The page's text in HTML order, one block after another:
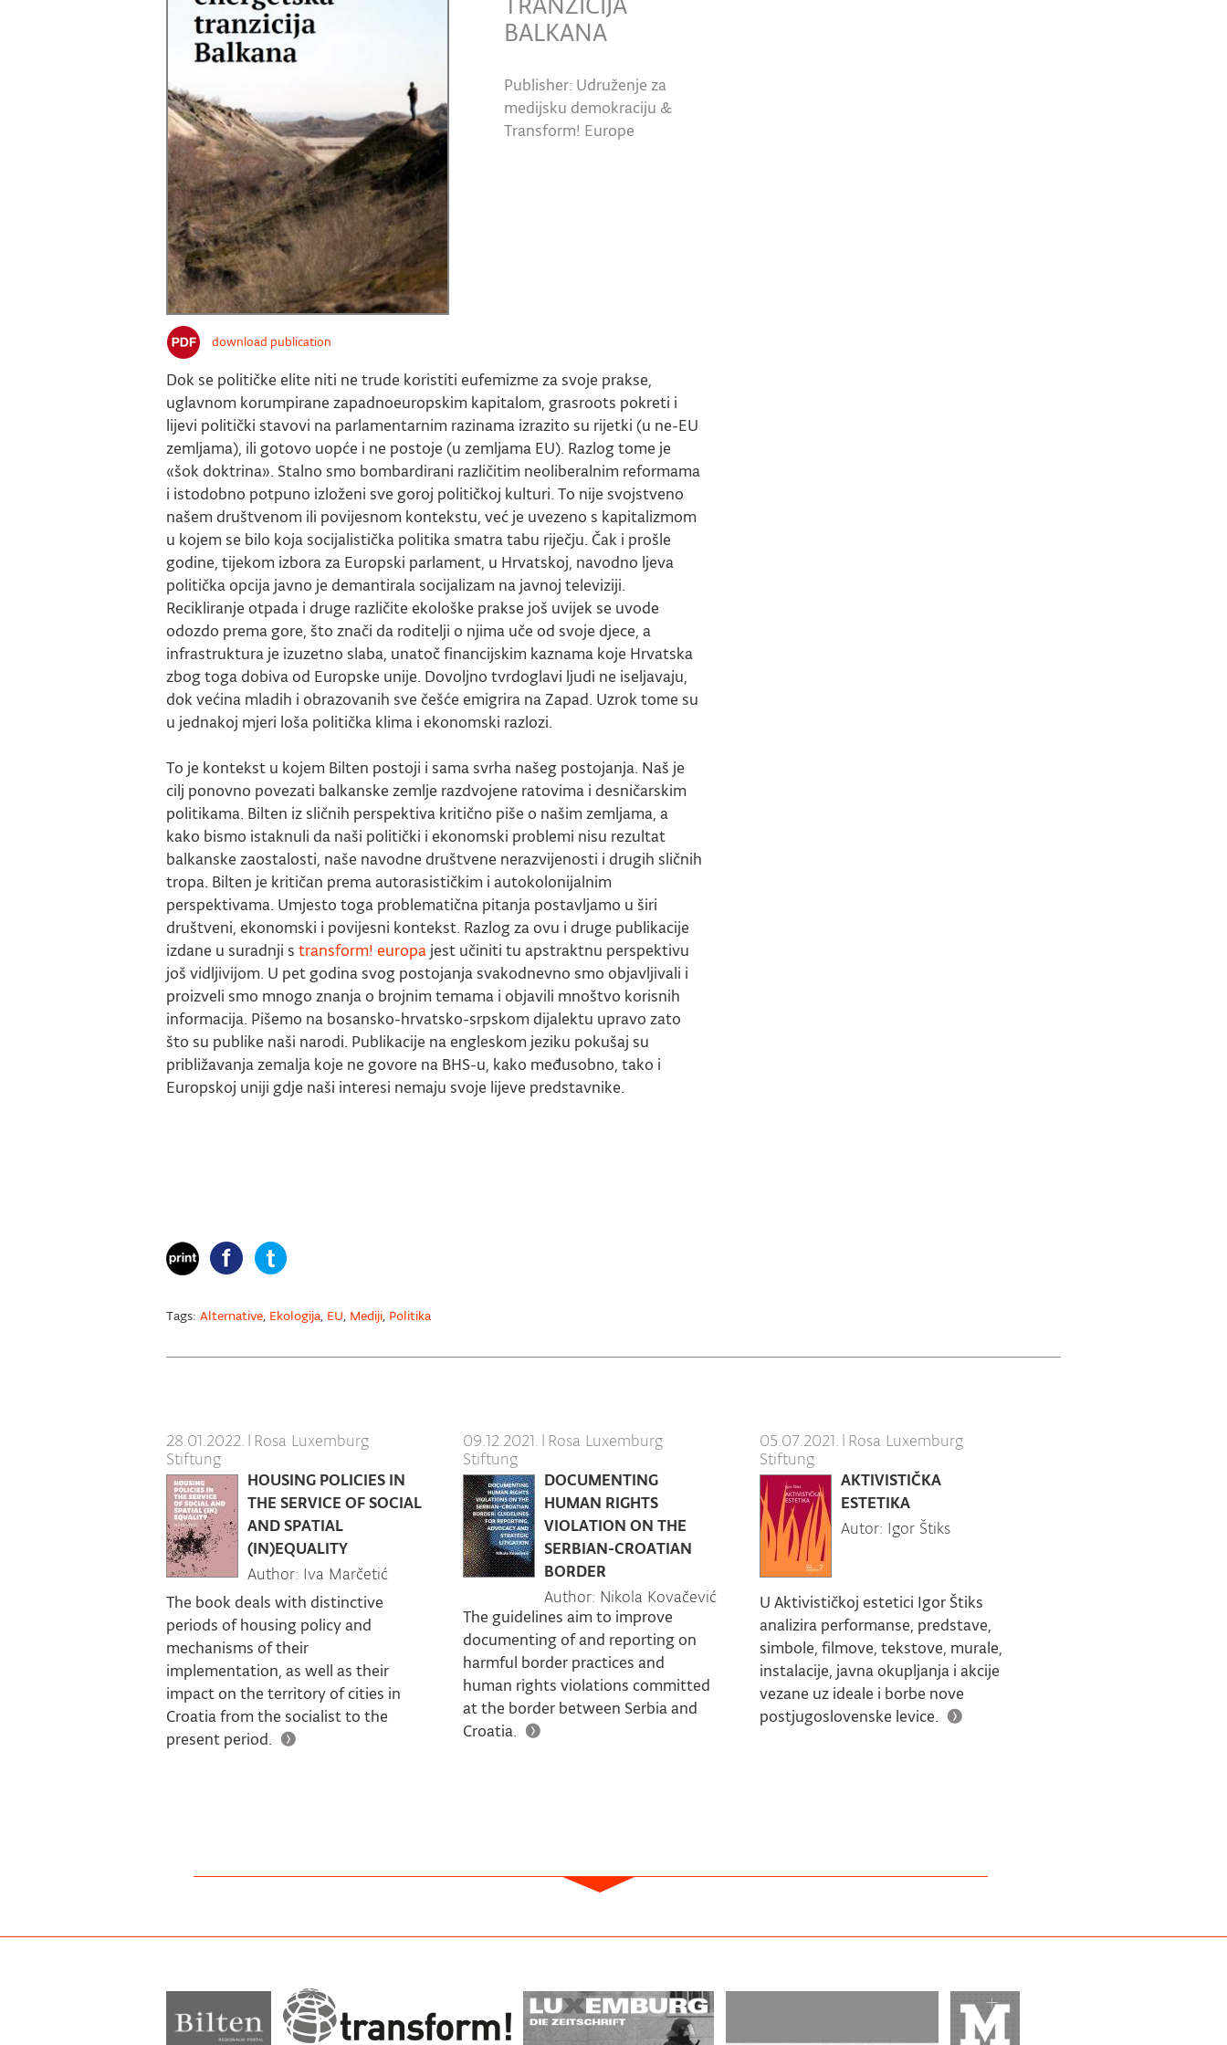
BALKANA
Publisher: Udruženje za
medijsku demokraciju &
Transform! Europe
download publication
Dok se političke elite niti ne trude koristiti eufemizme za svoje prakse,
uglavnom korumpirane zapadnoeuropskim kapitalom, grasroots pokreti i
lijevi politički stavovi na parlamentarnim razinama izrazito su rijetki (u ne-EU
zemljama), ili gotovo uopće i ne postoje (u zemljama EU). Razlog tome je
«šok doktrina». Stalno smo bombardirani različitim neoliberalnim reformama
i istodobno potpuno izloženi sve goroj političkoj kulturi. To nije svojstveno
našem društvenom ili povijesnom kontekstu, već je uvezeno s kapitalizmom
u kojem se bilo koja socijalistička politika smatra tabu riječju. Čak i prošle
godine, tijekom izbora za Europski parlament, u Hrvatskoj, navodno ljeva
politička opcija javno je demantirala socijalizam na javnoj televiziji.
Recikliranje otpada i druge različite ekološke prakse još uvijek se uvode
odozdo prema gore, što znači da roditelji o njima uče od svoje djece, a
infrastruktura je izuzetno slaba, unatoč financijskim kaznama koje Hrvatska
zbog toga dobiva od Europske unije. Dovoljno tvrdoglavi ljudi ne iseljavaju,
dok većina mladih i obrazovanih sve češće emigrira na Zapad. Uzrok tome su
u jednakoj mjeri loša politička klima i ekonomski razlozi.
To je kontekst u kojem Bilten postoji i sama svrha našeg postojanja. Naš je
cilj ponovno povezati balkanske zemlje razdvojene ratovima i desničarskim
politikama. Bilten iz sličnih perspektiva kritično piše o našim zemljama, a
kako bismo istaknuli da naši politički i ekonomski problemi nisu rezultat
balkanske zaostalosti, naše navodne društvene nerazvijenosti i drugih sličnih
tropa. Bilten je kritičan prema autorasističkim i autokolonijalnim
perspektivama. Umjesto toga problematična pitanja postavljamo u širi
društveni, ekonomski i povijesni kontekst. Razlog za ovu i druge publikacije
izdane u suradnji s transform! europa jest učiniti tu apstraktnu perspektivu
još vidljivijom. U pet godina svog postojanja svakodnevno smo objavljivali i
proizveli smo mnogo znanja o brojnim temama i objavili mnoštvo korisnih
informacija. Pišemo na bosansko-hrvatsko-srpskom dijalektu upravo zato
što su publike naši narodi. Publikacije na engleskom jeziku pokušaj su
približavanja zemalja koje ne govore na BHS-u, kako međusobno, tako i
Europskoj uniji gdje naši interesi nemaju svoje lijeve predstavnike.
Tags: Alternative, Ekologija, EU, Mediji, Politika
28.01.2022. | Rosa Luxemburg
Stiftung
HOUSING POLICIES IN
THE SERVICE OF SOCIAL
AND SPATIAL
(IN)EQUALITY
Author: Iva Marčetić
The book deals with distinctive
periods of housing policy and
mechanisms of their
implementation, as well as their
impact on the territory of cities in
Croatia from the socialist to the
present period.
09.12.2021. | Rosa Luxemburg
Stiftung
DOCUMENTING
HUMAN RIGHTS
VIOLATION ON THE
SERBIAN-CROATIAN
BORDER
Author: Nikola Kovačević
The guidelines aim to improve
documenting of and reporting on
harmful border practices and
human rights violations committed
at the border between Serbia and
Croatia.
05.07.2021. | Rosa Luxemburg
Stiftung
AKTIVISTIČKA
ESTETIKA
Autor: Igor Štiks
U Aktivističkoj estetici Igor Štiks
analizira performanse, predstave,
simbole, filmove, tekstove, murale,
instalacije, javna okupljanja i akcije
vezane uz ideale i borbe nove
postjugoslovenske levice.